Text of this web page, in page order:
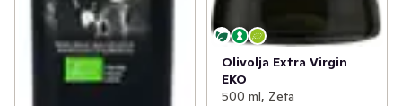
Olivolja Extra Virgin
EKO
500 ml, Zeta